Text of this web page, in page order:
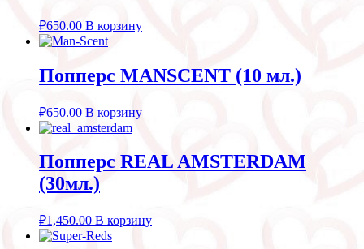
₽650.00 В корзину
Попперс MANSCENT (10 мл.)
₽650.00 В корзину
Попперс REAL AMSTERDAM
(30мл.)
₽1,450.00 В корзину